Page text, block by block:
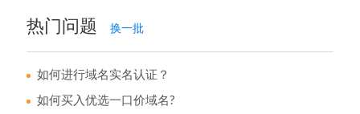
热门问题 换一批
如何进行域名实名认证？
如何买入优选一口价域名?